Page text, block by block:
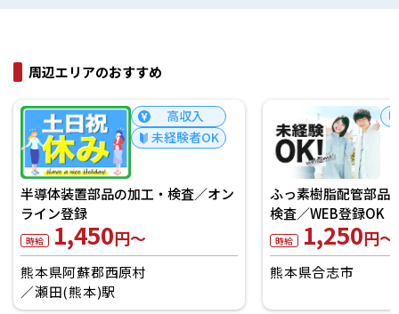
周辺エリアのおすすめ
未経験者OK
ふっ素樹脂配管部品の加工・組立・
検査／WEB登録OK
時給 1,250円～
熊本県合志市
車・バイク用樹
／WEB登録OK
時給 1,100
熊本県菊池市